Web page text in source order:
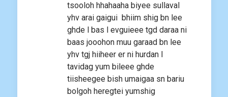
tsooloh hhahaaha biyee sullaval
yhv arai gaigui bhiim shig bn lee
ghde l bas l evguieee tgd daraa ni
baas jooohon muu garaad bn lee
yhv tgj hiiheer er ni hurdan l
tavidag yum bileee ghde
tiisheegee bish umaigaa sn bariu
bolgoh heregtei yumshig